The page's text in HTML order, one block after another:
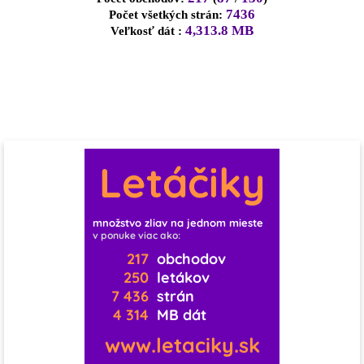
0 0
0
0 0
1
1
Počet všetkých strán: 7436
Veľkosť dát : 4,313.8 MB
Letáčiky
množstvo zliav na jednom mieste
v ponuke viac ako:
217 obchodov
250 letákov
7 436 strán
4 314 MB dát
www.letaciky.sk